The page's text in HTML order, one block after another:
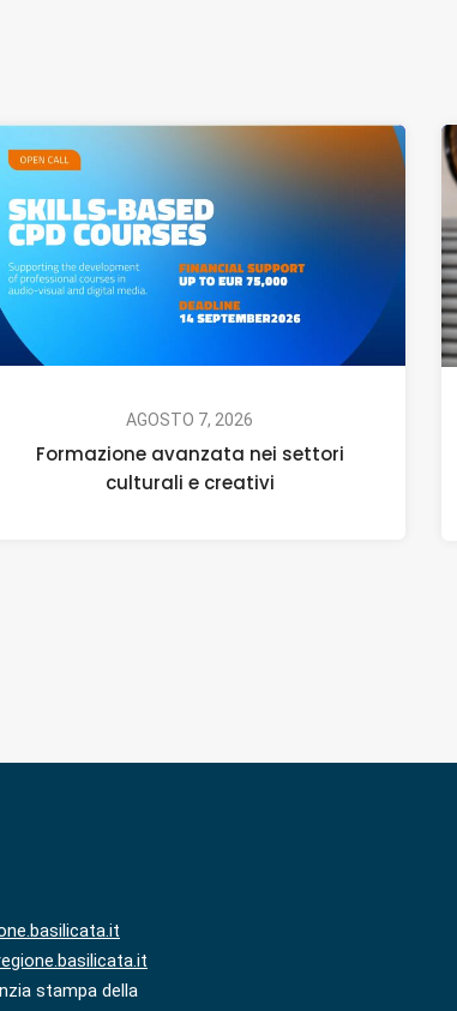
AGOSTO 7, 2026
Formazione avanzata nei settori
culturali e creativi
stampa della